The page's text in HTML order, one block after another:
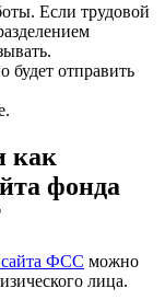
Если трудовой
отправить
как
фонда
сайта ФСС можно
лица.